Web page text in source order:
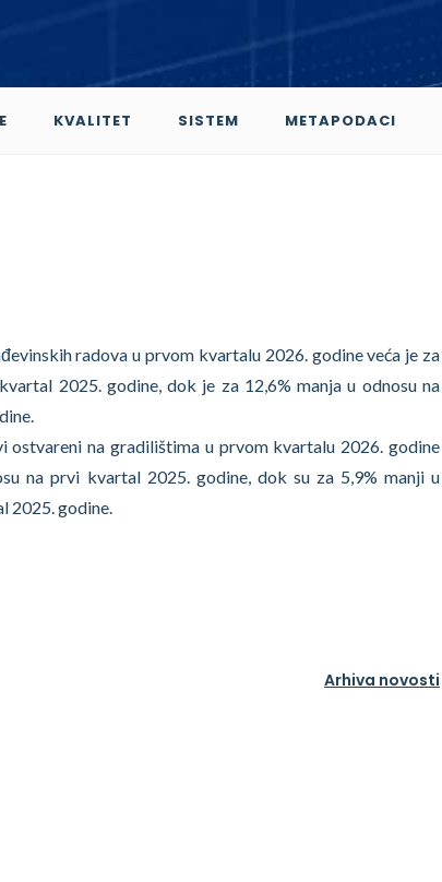
KVALITET SISTEM METAPODACI
radova u prvom kvartalu 2026. godine veća je za
2025. godine, dok je za 12,6% manja u odnosu na
ostvareni na gradilištima u prvom kvartalu 2026. godine
na prvi kvartal 2025. godine, dok su za 5,9% manji u
2025. godine.
Arhiva novosti